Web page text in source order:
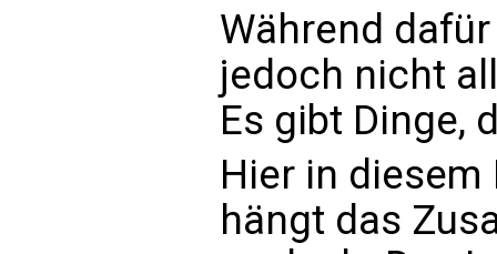
Während
jedoch nicht
Es gibt Dinge,
Hier in
hängt das